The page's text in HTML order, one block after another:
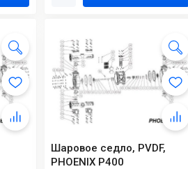
Шаровое седло, PVDF,
PHOENIX P400